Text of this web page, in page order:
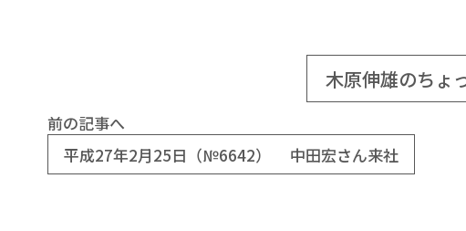
木原伸雄のちょ
前の記事へ
平成27年2月25日（№6642） 中田宏さん来社